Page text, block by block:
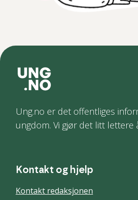
Ung.no er det offentliges
ungdom. Vi gjør det litt lettere
Kontakt og hjelp
Kontakt redaksjonen